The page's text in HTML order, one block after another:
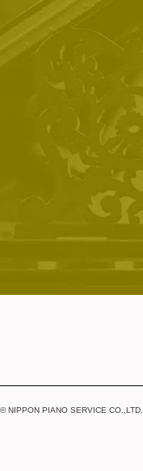
© NIPPON PIANO SERVICE CO.,LTD.